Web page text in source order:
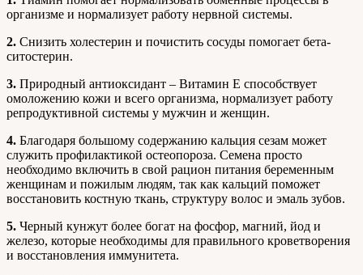
организме и нормализует работу нервной системы.
2. Снизить холестерин и почистить сосуды помогает бета-
ситостерин.
3. Природный антиоксидант – Витамин Е способствует
омоложению кожи и всего организма, нормализует работу
репродуктивной системы у мужчин и женщин.
4. Благодаря большому содержанию кальция сезам может
служить профилактикой остеопороза. Семена просто
необходимо включить в свой рацион питания беременным
женщинам и пожилым людям, так как кальций поможет
восстановить костную ткань, структуру волос и эмаль зубов.
5. Черный кунжут более богат на фосфор, магний, йод и
железо, которые необходимы для правильного кроветворения
и восстановления иммунитета.